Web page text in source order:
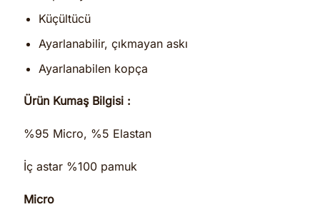
Küçültücü
Ayarlanabilir, çıkmayan askı
Ayarlanabilen kopça
Ürün Kumaş Bilgisi :
%95 Micro, %5 Elastan
İç astar %100 pamuk
Micro